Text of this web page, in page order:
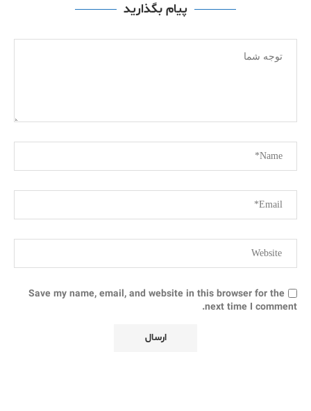
پیام بگذارید
Save my name, email, and website in this browser for the
next time I comment.